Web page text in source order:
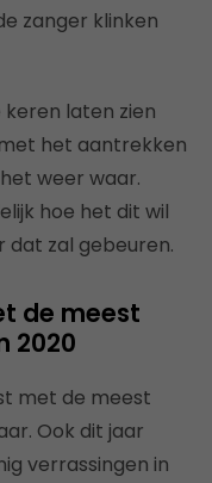
zanger klinken
laten zien
het aantrekken
weer waar.
hoe het dit wil
zal gebeuren.
de meest
2020
met de meest
Ook dit jaar
verrassingen in